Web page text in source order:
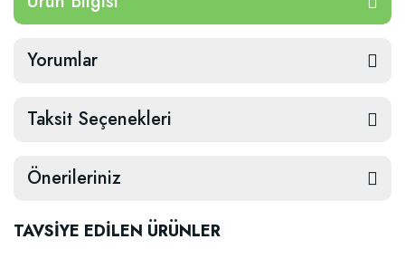
Yorumlar
Taksit Seçenekleri
Önerileriniz
TAVSİYE EDİLEN ÜRÜNLER